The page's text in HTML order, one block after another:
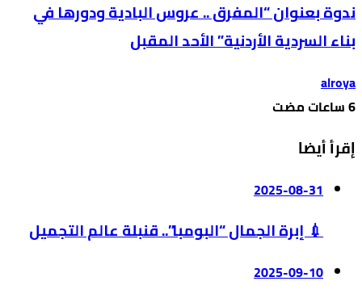
ندوة بعنوان “المفرق .. عروس البادية ودورها في
بناء السردية الأردنية” الأحد المقبل
alroya
إقرأ أيضا
2025-08-31
💉 إبرة الجمال “البومبا”.. قنبلة عالم التجميل
2025-09-10